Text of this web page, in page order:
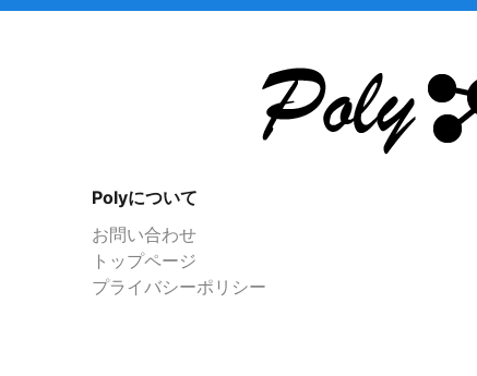
Polyについて
お問い合わせ
トップページ
プライバシーポリシー